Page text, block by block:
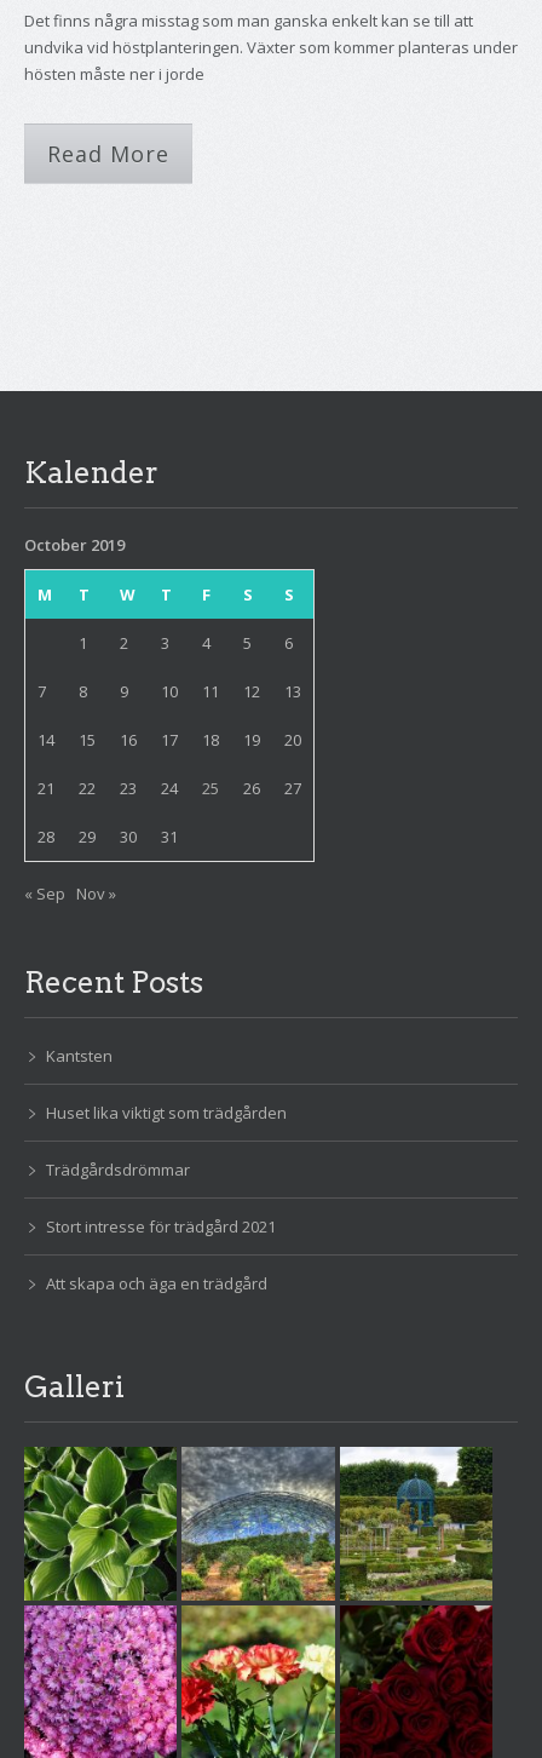
Det finns några misstag som man ganska enkelt kan se till att
undvika vid höstplanteringen. Växter som kommer planteras under
hösten måste ner i jorde
Read More
Kalender
October 2019
M T W T F S S
1 2 3 4 5 6
7 8 9 10 11 12 13
14 15 16 17 18 19 20
21 22 23 24 25 26 27
28 29 30 31
« Sep Nov »
Recent Posts
Kantsten
Huset lika viktigt som trädgården
Trädgårdsdrömmar
Stort intresse för trädgård 2021
Att skapa och äga en trädgård
Galleri